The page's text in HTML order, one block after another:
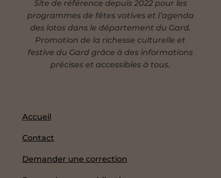
Site de référence depuis 2022 pour les
programmes de fêtes votives et l’agenda
des lotos dans le département du Gard.
Promotion de la richesse culturelle et
festive du Gard grâce à des informations
précises et accessibles à tous.
Accueil
Contact
Demander une correction